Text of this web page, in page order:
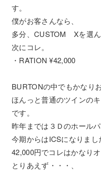
す。
僕がお客さんなら、
多分、CUSTOM Xを選ん
次にコレ。
・RATION ¥42,000
BURTONの中でもかなり
ほんっと普通のツインの
です。
昨年までは３Ｄのホール
今期からはICSになりまし
42,000円でコレはかなりオ
とりあえず・・・、